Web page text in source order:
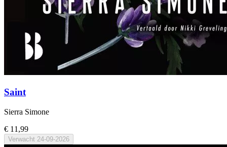
Saint
Sierra Simone
€ 11,99
Verwacht 24-09-2026